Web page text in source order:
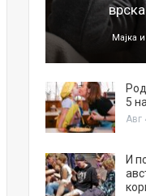
Мајка
5
Авг
И